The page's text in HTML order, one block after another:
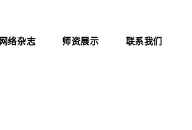
网络杂志 师资展示 联系我们